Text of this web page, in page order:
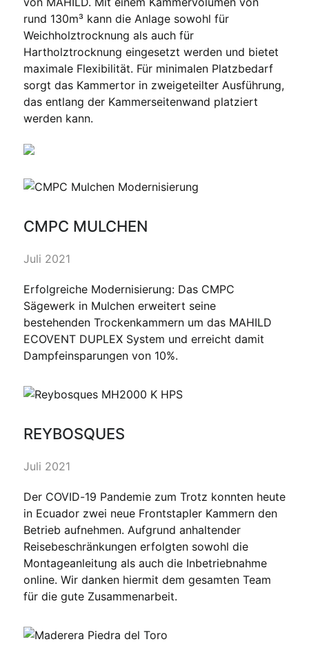
rund 130m³ kann die Anlage sowohl für
Weichholztrocknung als auch für
Hartholztrocknung eingesetzt werden und bietet
maximale Flexibilität. Für minimalen Platzbedarf
sorgt das Kammertor in zweigeteilter Ausführung,
das entlang der Kammerseitenwand platziert
werden kann.
CMPC MULCHEN
Juli 2021
Erfolgreiche Modernisierung: Das CMPC
Sägewerk in Mulchen erweitert seine
bestehenden Trockenkammern um das MAHILD
ECOVENT DUPLEX System und erreicht damit
Dampfeinsparungen von 10%.
REYBOSQUES
Juli 2021
Der COVID-19 Pandemie zum Trotz konnten heute
in Ecuador zwei neue Frontstapler Kammern den
Betrieb aufnehmen. Aufgrund anhaltender
Reisebeschränkungen erfolgten sowohl die
Montageanleitung als auch die Inbetriebnahme
online. Wir danken hiermit dem gesamten Team
für die gute Zusammenarbeit.